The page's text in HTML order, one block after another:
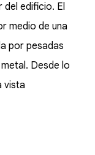
del edificio. El
medio de una
por pesadas
Desde lo
vista